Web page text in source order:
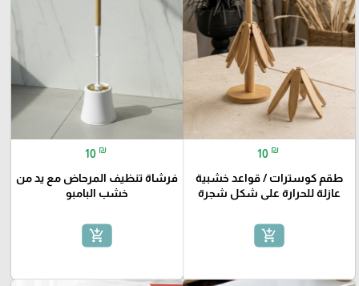
10 ₪
طقم كوسترات / قواعد خشبية
عازلة للحرارة على شكل شجرة
add_shopping_cart
10 ₪
فرشاة تنظيف المرحاض مع يد من
خشب البامبو
add_shopping_cart